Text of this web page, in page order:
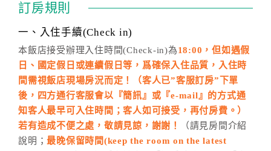
話方式異動訂單。
※非客服時間之申辦異動，皆為次日計算及辦理。
五、客服時間
週一至週日，上午9:00～晚上6:00
六、聯絡方式
週一至週日： 客服聯絡單 、 LINE@、電話：
(07)9682715 。
訂房規則
一、入住手續(Check in)
本飯店接受辦理入住時間(Check-in)為18:00，但如遇假
日、國定假日或連續假日等，爲確保入住品質，入住時
間需視飯店現場房況而定！（客人已”客服訂房”下單
後，四方通行客服會以『簡訊』或『e-mail』的方式通
知客人最早可入住時間；客人如可接受，再付房費。）
若有造成不便之處，敬請見諒，謝謝！
（請見房間介紹
說明；最晚保留時間(keep the room on the latest